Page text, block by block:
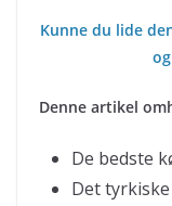
Kunne du lide
Denne artikel
De bedste
Det